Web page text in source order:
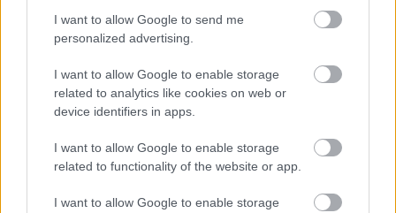
I want to allow Google to send me
personalized advertising.
I want to allow Google to enable storage
related to analytics like cookies on web or
device identifiers in apps.
I want to allow Google to enable storage
related to functionality of the website or app.
I want to allow Google to enable storage
Hozzászólások